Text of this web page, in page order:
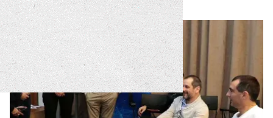
viernes 30 de agosto de 2019